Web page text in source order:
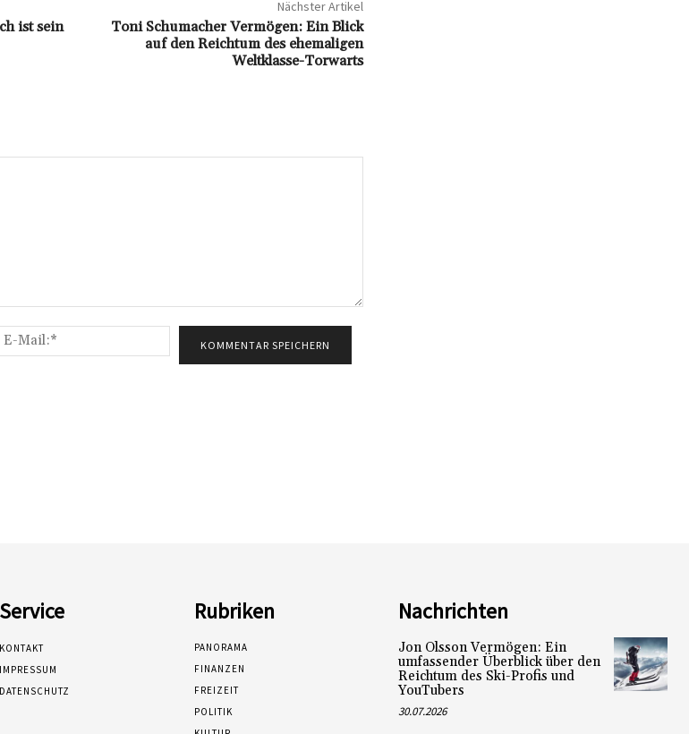
ist sein
Nächster Artikel
Toni Schumacher Vermögen: Ein Blick
auf den Reichtum des ehemaligen
Weltklasse-Torwarts
Mail:*
Service
KONTAKT
IMPRESSUM
DATENSCHUTZ
Rubriken
PANORAMA
FINANZEN
FREIZEIT
POLITIK
Nachrichten
Jon Olsson Vermögen: Ein
umfassender Überblick über den
Reichtum des Ski-Profis und
YouTubers
30.07.2026